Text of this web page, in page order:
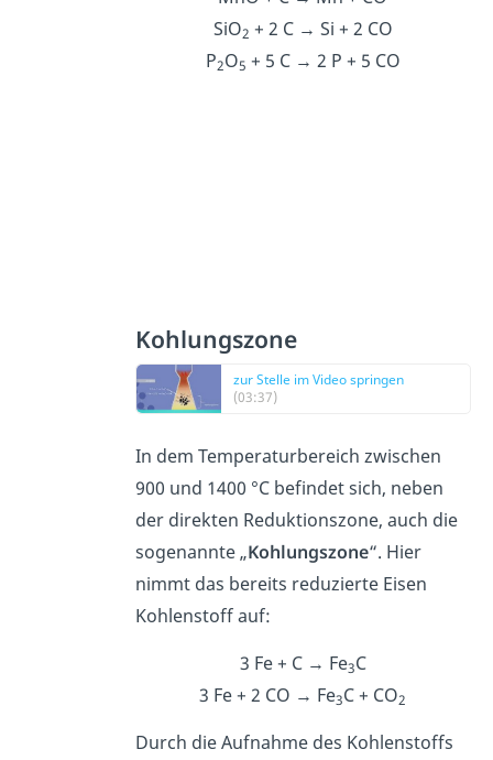
SiO2 + 2 C → Si + 2 CO
P2O5 + 5 C → 2 P + 5 CO
Kohlungszone
zur Stelle im Video springen
(03:37)
In dem Temperaturbereich zwischen
900 und 1400 °C befindet sich, neben
der direkten Reduktionszone, auch die
sogenannte „Kohlungszone“. Hier
nimmt das bereits reduzierte Eisen
Kohlenstoff auf:
3 Fe + C → Fe3C
3 Fe + 2 CO → Fe3C + CO2
Durch die Aufnahme des Kohlenstoffs